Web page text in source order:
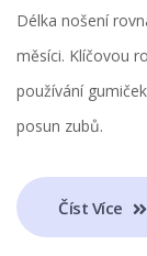
Délka nošení
měsíci. Klíčovou
používání
posun zubů.
Číst Více